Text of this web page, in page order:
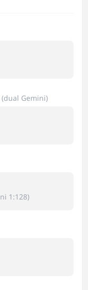
Gemini)
1:128)